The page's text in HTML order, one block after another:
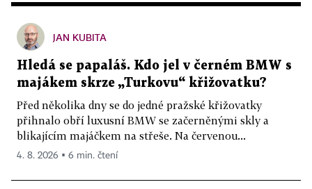
JAN KUBITA
Hledá se papaláš. Kdo jel v černém BMW s
majákem skrze „Turkovu“ křižovatku?
Před několika dny se do jedné pražské křižovatky
přihnalo obří luxusní BMW se začerněnými skly a
blikajícím majáčkem na střeše. Na červenou...
4. 8. 2026 ▪ 6 min. čtení